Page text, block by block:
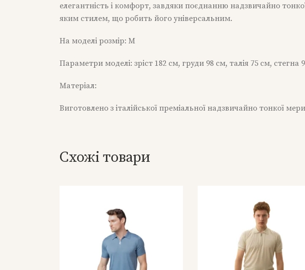
елегантність і комфорт, завдяки поєднанню надзвичайно
яким стилем, що робить його універсальним.
На моделі розмір: М
Параметри моделі: зріст 182 см, груди 98 см, талія 75 см, стегна
Матеріал:
Виготовлено з італійської преміальної надзвичайно тонкої
Схожі товари